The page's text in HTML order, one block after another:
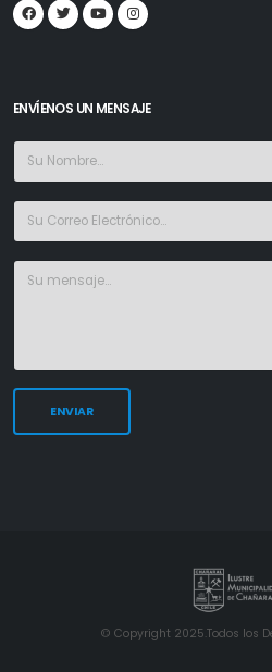
ENVÍENOS UN MENSAJE
© Copyright 2025.Todos los